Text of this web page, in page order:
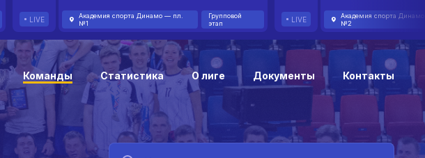
LIVE
Академия спорта Динамо — пл.
№1
Групповой
этап
LIVE
Академия спорта
№2
Команды Статистика О лиге Документы Контакты